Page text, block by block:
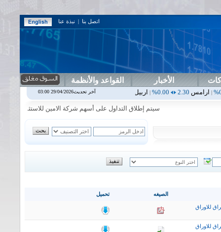
اتصل بنا | نبذة عنا
الأخبار القواعد والأنظمة
2.30
0.00%
|اربيل0.00
0.00%
|اسفنج1.87
سيتم إطلاق التداول على أسهم شركة الامين للاستثمار المالي في
تحميل الصيغه
للاوراق
للاوراق